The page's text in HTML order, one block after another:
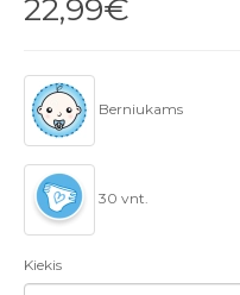
22,99€
Berniukams
30 vnt.
Kiekis